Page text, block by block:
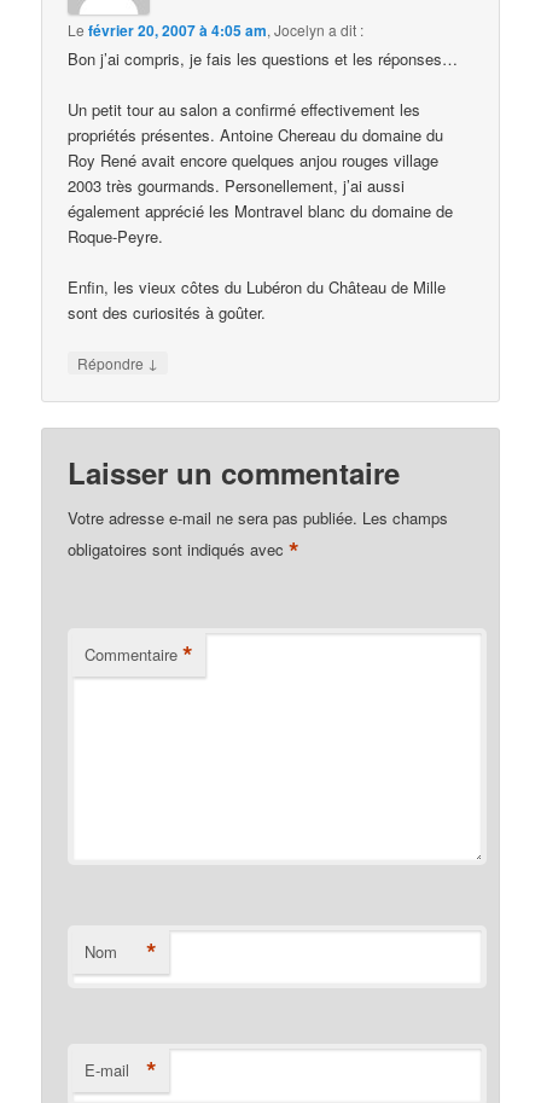
Lefévrier 20, 2007 à 4:05 am,Jocelyn a dit :
Bon j’ai compris, je fais les questions et les réponses…
Un petit tour au salon a confirmé effectivement les
propriétés présentes. Antoine Chereau du domaine du
Roy René avait encore quelques anjou rouges village
2003 très gourmands. Personellement, j’ai aussi
également apprécié les Montravel blanc du domaine de
Roque-Peyre.
Enfin, les vieux côtes du Lubéron du Château de Mille
sont des curiosités à goûter.
Répondre ↓
Laisser un commentaire
Votre adresse e-mail ne sera pas publiée. Les champs
obligatoires sont indiqués avec*
Commentaire *
Nom *
E-mail *